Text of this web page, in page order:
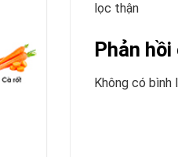
lọc thận
Phản
Không có bình